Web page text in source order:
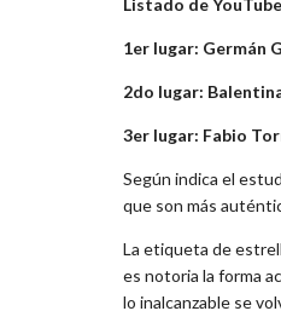
Listado de
1er lugar: Germán
2do lugar:
3er lugar: Fabio
Según indica el
que son más
La etiqueta de
es notoria la forma
lo inalcanzable se